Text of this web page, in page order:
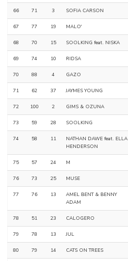
66 71 3 SOFIA CARSON
67 77 19 MALO'
68 70 15 SOOLKING feat. NISKA
69 74 10 RIDSA
70 88 4 GAZO
71 62 37 JAYMES YOUNG
72 100 2 GIMS & OZUNA
73 59 28 SOOLKING
74 58 11
NATHAN DAWE feat. ELLA
HENDERSON
75 57 24 M
76 73 25 MUSE
77 76 13
AMEL BENT & BENNY
ADAM
78 51 23 CALOGERO
79 78 13 JUL
80 79 14 CATS ON TREES